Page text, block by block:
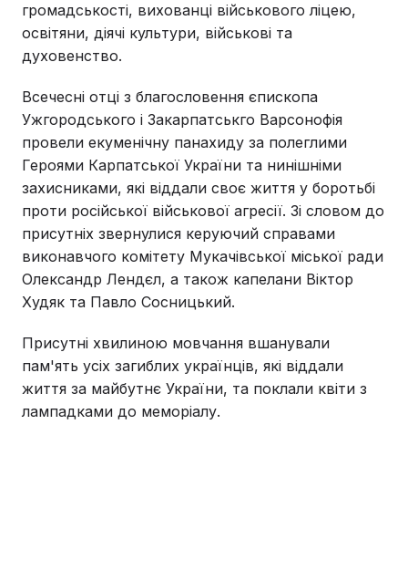
громадськості, вихованці військового ліцею,
освітяни, діячі культури, військові та
духовенство.
Всечесні отці з благословення єпископа
Ужгородського і Закарпатськго Варсонофія
провели екуменічну панахиду за полеглими
Героями Карпатської України та нинішніми
захисниками, які віддали своє життя у боротьбі
проти російської військової агресії. Зі словом до
присутніх звернулися керуючий справами
виконавчого комітету Мукачівської міської ради
Олександр Лендєл, а також капелани Віктор
Худяк та Павло Сосницький.
Присутні хвилиною мовчання вшанували
пам'ять усіх загиблих українців, які віддали
життя за майбутнє України, та поклали квіти з
лампадками до меморіалу.